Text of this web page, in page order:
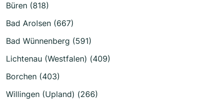
Büren (818)
Bad Arolsen (667)
Bad Wünnenberg (591)
Lichtenau (Westfalen) (409)
Borchen (403)
Willingen (Upland) (266)